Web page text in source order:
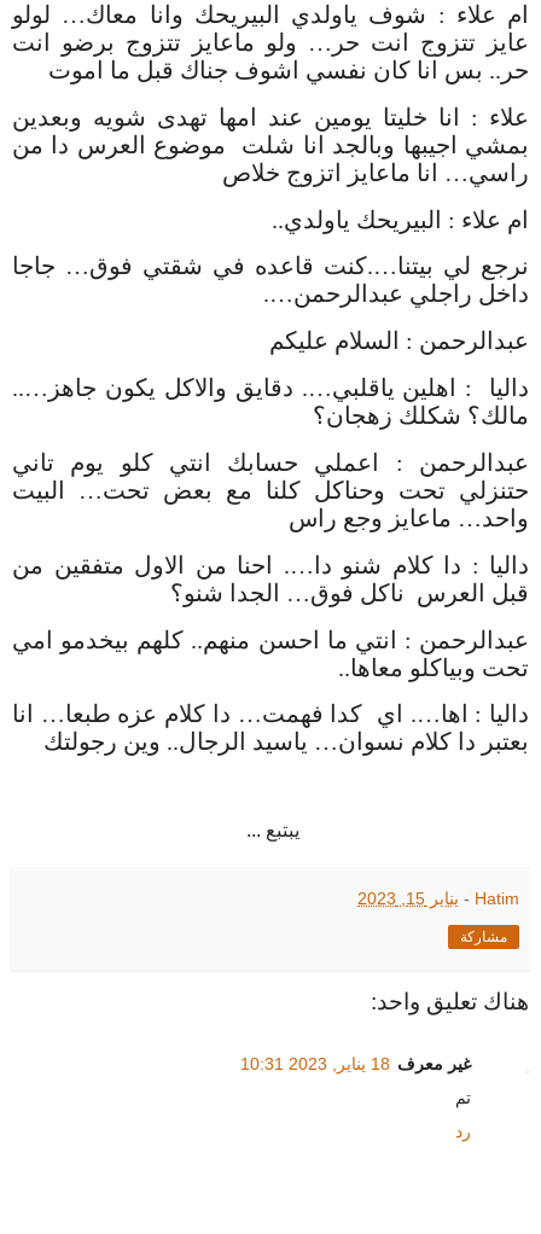
ام علاء : شوف ياولدي البيريحك وانا معاك… لولو
عايز تتزوج انت حر … ولو ماعايز تتزوج برضو انت
حر .. بس انا كان نفسي اشوف جناك قبل ما اموت
علاء :
انا خليتا يومين عند امها تهدى شويه وبعدين
بمشي اجيبها وبالجد انا شلت
موضوع العرس دا من
راسي…
انا ماعايز اتزوج خلاص
ام علاء : البيريحك ياولدي..
نرجع لي بيتنا….كنت قاعده في شقتي فوق… جاجا
داخل راجلي عبدالرحمن….
عبدالرحمن : السلام عليكم
داليا
: اهلين ياقلبي…. دقايق والاكل يكون جاهز …..
مالك؟ شكلك زهجان؟
عبدالرحمن :
اعملي حسابك انتي كلو يوم تاني
حتنزلي تحت وحناكل كلنا مع بعض تحت…
البيت
واحد… ماعايز وجع راس
داليا : دا كلام شنو دا ….
احنا من الاول متفقين من
قبل العرس ناكل فوق…
الجدا شنو؟
عبدالرحمن : انتي ما احسن منهم.. كلهم بيخدمو امي
تحت وبياكلو معاها..
داليا : اها…. اي كدا فهمت… دا كلام عزه طبعا…
انا
بعتبر دا كلام نسوان… ياسيد الرجال.. وين رجولتك
يبتبع ...
Hatim
- يناير 15, 2023
مشاركة
هناك تعليق واحد:
غير معرف 18 يناير, 2023 10:31
تم
رد